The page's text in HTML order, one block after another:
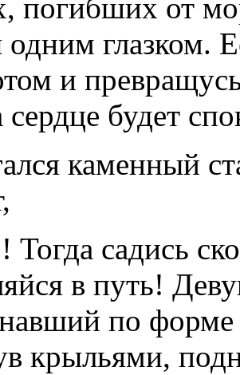
погибших от
одним глазком.
и
будет
каменный
Тогда садись
в путь!
по форме
крыльями,